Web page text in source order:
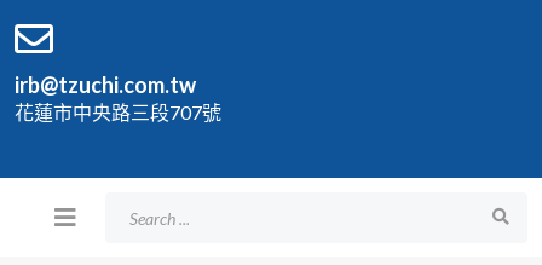
irb@tzuchi.com.tw
花蓮市中央路三段707號